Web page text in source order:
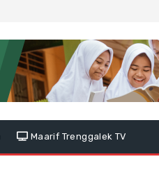
Maarif Trenggalek TV